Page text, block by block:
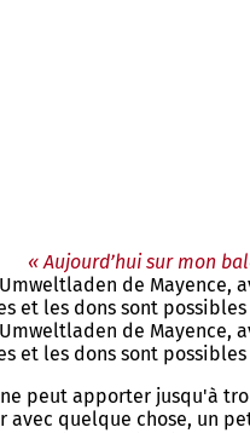
« Aujourd’hui sur mon
de
et les dons sont
de
et les dons sont
peut apporter jusqu'à
quelque chose, un